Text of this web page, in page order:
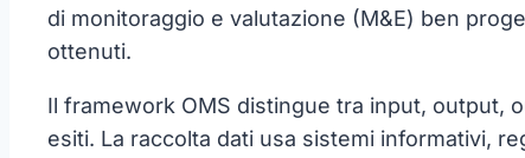
di monitoraggio e valutazione (M&E) ben
ottenuti.
Il framework OMS distingue tra input, output,
esiti. La raccolta dati usa sistemi informativi,